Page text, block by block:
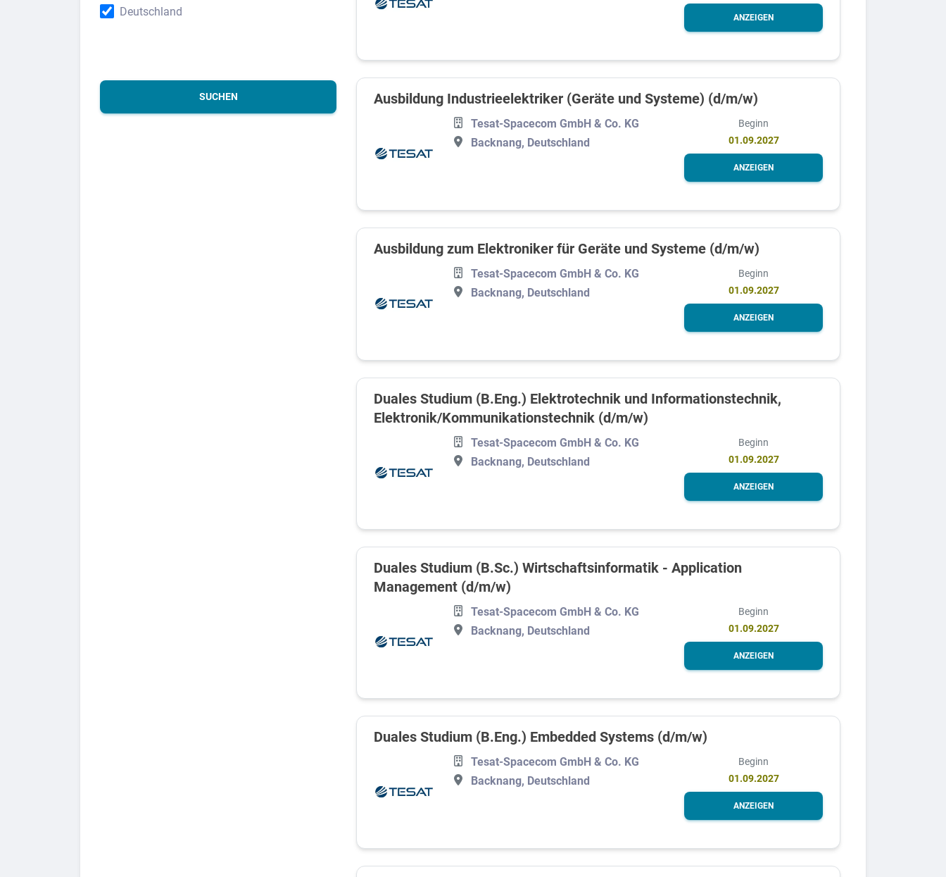
Deutschland
SUCHEN
ANZEIGEN
Ausbildung Industrieelektriker (Geräte und Systeme) (d/m/w)
Tesat-Spacecom GmbH & Co. KG
Backnang, Deutschland
Beginn
01.09.2027
ANZEIGEN
Ausbildung zum Elektroniker für Geräte und Systeme (d/m/w)
Tesat-Spacecom GmbH & Co. KG
Backnang, Deutschland
Beginn
01.09.2027
ANZEIGEN
Duales Studium (B.Eng.) Elektrotechnik und Informationstechnik,
Elektronik/Kommunikationstechnik (d/m/w)
Tesat-Spacecom GmbH & Co. KG
Backnang, Deutschland
Beginn
01.09.2027
ANZEIGEN
Duales Studium (B.Sc.) Wirtschaftsinformatik - Application
Management (d/m/w)
Tesat-Spacecom GmbH & Co. KG
Backnang, Deutschland
Beginn
01.09.2027
ANZEIGEN
Duales Studium (B.Eng.) Embedded Systems (d/m/w)
Tesat-Spacecom GmbH & Co. KG
Backnang, Deutschland
Beginn
01.09.2027
ANZEIGEN